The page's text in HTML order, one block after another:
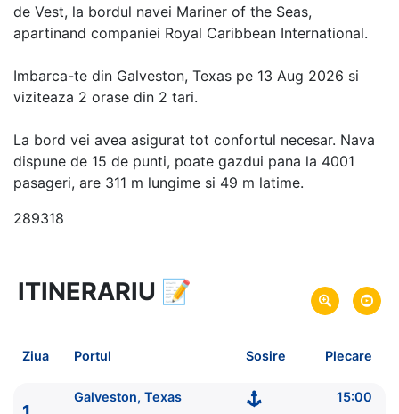
de Vest, la bordul navei Mariner of the Seas,
apartinand companiei Royal Caribbean International.
Imbarca-te din Galveston, Texas pe 13 Aug 2026 si
viziteaza 2 orase din 2 tari.
La bord vei avea asigurat tot confortul necesar. Nava
dispune de 15 de punti, poate gazdui pana la 4001
pasageri, are 311 m lungime si 49 m latime.
289318
5 zile vacanta de croaziera in
link oferta
Plecare pe 13 Aug 2026 din Galveston, Texas, SUA
ITINERARIU 📝
Ziua Portul Sosire Plecare
Galveston, Texas
15:00